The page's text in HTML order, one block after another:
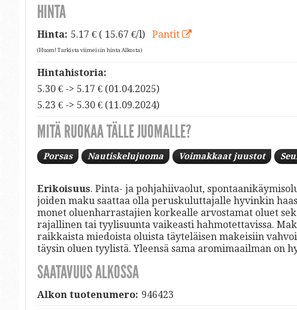
HINTA
Hinta: 5.17 € ( 15.67 €/l) Pantit
(Huom! Tarkista viimeisin hinta Alkosta)
Hintahistoria:
5.30 € -> 5.17 € (01.04.2025)
5.23 € -> 5.30 € (11.09.2024)
MITÄ RUOKAA TÄLLE JUOMALLE?
Porsas Nautiskelujuoma Voimakkaat juustot
Erikoisuus. Pinta- ja pohjahiivaolut,
joiden maku saattaa olla peruskuluttajalle hyvinkin
monet oluenharrastajien korkealle arvostamat oluet
rajallinen tai tyylisuunta vaikeasti hahmotettavissa.
raikkaista miedoista oluista täyteläisen makeisiin
täysin oluen tyylistä. Yleensä sama aromimaailman on
SAATAVUUS ALKOSSA
Alkon tuotenumero: 946423